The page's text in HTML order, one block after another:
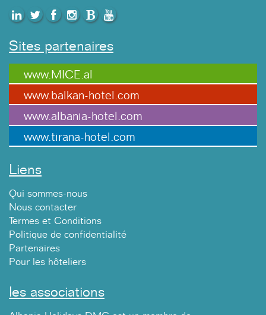
Sites partenaires
www.MICE.al
www.balkan-hotel.com
www.albania-hotel.com
www.tirana-hotel.com
Liens
Qui sommes-nous
Nous contacter
Termes et Conditions
Politique de confidentialité
Partenaires
Pour les hôteliers
les associations